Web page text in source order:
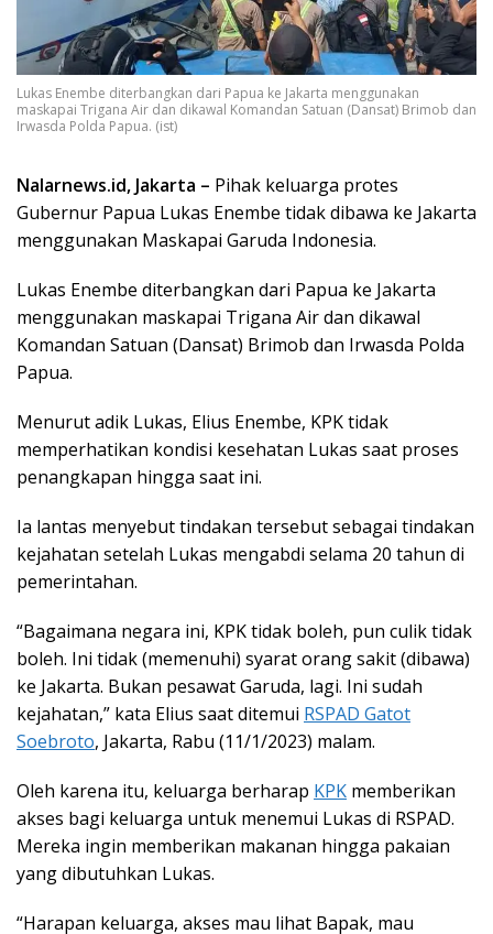
Lukas Enembe diterbangkan dari Papua ke Jakarta menggunakan
maskapai Trigana Air dan dikawal Komandan Satuan (Dansat) Brimob dan
Irwasda Polda Papua. (ist)
Nalarnews.id, Jakarta – Pihak keluarga protes
Gubernur Papua Lukas Enembe tidak dibawa ke Jakarta
menggunakan Maskapai Garuda Indonesia.
Lukas Enembe diterbangkan dari Papua ke Jakarta
menggunakan maskapai Trigana Air dan dikawal
Komandan Satuan (Dansat) Brimob dan Irwasda Polda
Papua.
Menurut adik Lukas, Elius Enembe, KPK tidak
memperhatikan kondisi kesehatan Lukas saat proses
penangkapan hingga saat ini.
Ia lantas menyebut tindakan tersebut sebagai tindakan
kejahatan setelah Lukas mengabdi selama 20 tahun di
pemerintahan.
“Bagaimana negara ini, KPK tidak boleh, pun culik tidak
boleh. Ini tidak (memenuhi) syarat orang sakit (dibawa)
ke Jakarta. Bukan pesawat Garuda, lagi. Ini sudah
kejahatan,” kata Elius saat ditemui RSPAD Gatot
Soebroto, Jakarta, Rabu (11/1/2023) malam.
Oleh karena itu, keluarga berharap KPK memberikan
akses bagi keluarga untuk menemui Lukas di RSPAD.
Mereka ingin memberikan makanan hingga pakaian
yang dibutuhkan Lukas.
“Harapan keluarga, akses mau lihat Bapak, mau